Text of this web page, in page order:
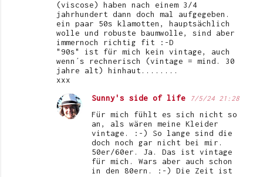
(viscose) haben nach einem 3/4
jahrhundert dann doch mal aufgegeben.
ein paar 50s klamotten, hauptsächlich
wolle und robuste baumwolle, sind aber
immernoch richtig fit :-D
"90s" ist für mich kein vintage, auch
wenn´s rechnerisch (vintage = mind. 30
jahre alt) hinhaut........
xxx
Sunny's side of life
7/5/24 21:28
Für mich fühlt es sich nicht so
an, als wären meine Kleider
vintage. :-) So lange sind die
doch noch gar nicht bei mir.
50er/60er. Ja. Das ist vintage
für mich. Wars aber auch schon
in den 80ern. :-) Die Zeit ist